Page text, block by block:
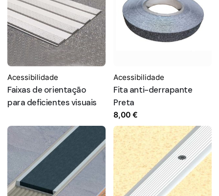
Acessibilidade
Faixas de orientação
para deficientes visuais
Acessibilidade
Fita anti-derrapante
Preta
8,00 €